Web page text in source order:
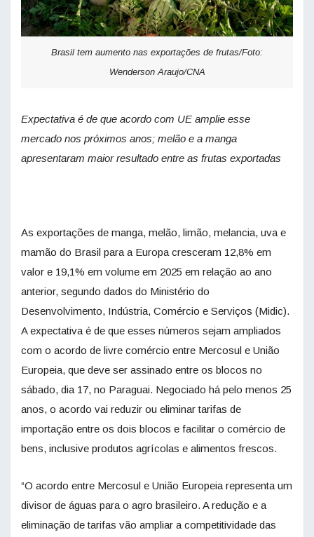
Brasil tem aumento nas exportações de frutas/Foto:
Wenderson Araujo/CNA
Expectativa é de que acordo com UE amplie esse
mercado nos próximos anos; melão e a manga
apresentaram maior resultado entre as frutas exportadas
As exportações de manga, melão, limão, melancia, uva e
mamão do Brasil para a Europa cresceram 12,8% em
valor e 19,1% em volume em 2025 em relação ao ano
anterior, segundo dados do Ministério do
Desenvolvimento, Indústria, Comércio e Serviços (Midic).
A expectativa é de que esses números sejam ampliados
com o acordo de livre comércio entre Mercosul e União
Europeia, que deve ser assinado entre os blocos no
sábado, dia 17, no Paraguai. Negociado há pelo menos 25
anos, o acordo vai reduzir ou eliminar tarifas de
importação entre os dois blocos e facilitar o comércio de
bens, inclusive produtos agrícolas e alimentos frescos.
“O acordo entre Mercosul e União Europeia representa um
divisor de águas para o agro brasileiro. A redução e a
eliminação de tarifas vão ampliar a competitividade das